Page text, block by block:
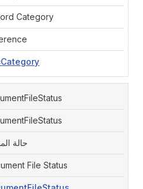
Category
حالة
File Status